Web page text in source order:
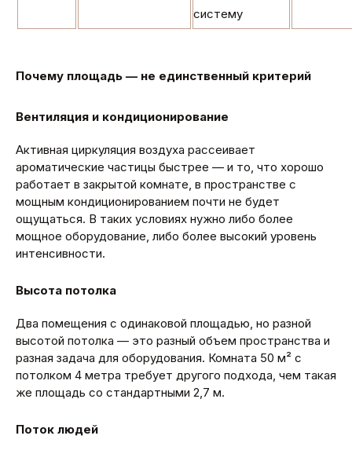
систему
Почему площадь — не единственный критерий
Вентиляция и кондиционирование
Активная циркуляция воздуха рассеивает
ароматические частицы быстрее — и то, что хорошо
работает в закрытой комнате, в пространстве с
мощным кондиционированием почти не будет
ощущаться. В таких условиях нужно либо более
мощное оборудование, либо более высокий уровень
интенсивности.
Высота потолка
Два помещения с одинаковой площадью, но разной
высотой потолка — это разный объем пространства и
разная задача для оборудования. Комната 50 м² с
потолком 4 метра требует другого подхода, чем такая
же площадь со стандартными 2,7 м.
Поток людей